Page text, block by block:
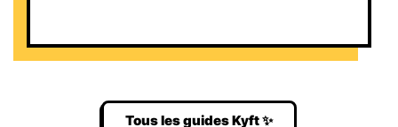
Tous les guides Kyft ✨